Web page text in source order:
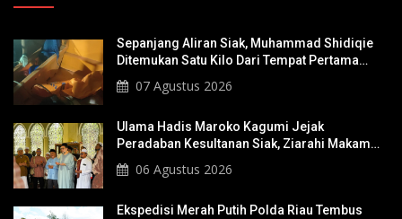
Sepanjang Aliran Siak, Muhammad Shidiqie
Ditemukan Satu Kilo Dari Tempat Pertama
Tenggelam
07 Agustus 2026
Ulama Hadis Maroko Kagumi Jejak
Peradaban Kesultanan Siak, Ziarahi Makam
Sultan Hingga Pendiri Pekanbaru
06 Agustus 2026
Ekspedisi Merah Putih Polda Riau Tembus